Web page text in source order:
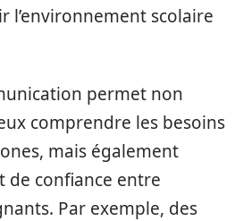
l’environnement scolaire
permet non
comprendre les besoins
mais également
de confiance entre
Par exemple, des